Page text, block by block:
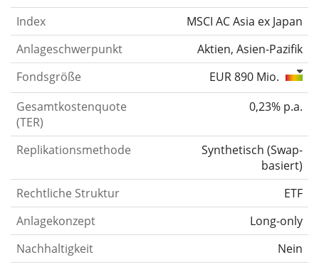
Index
MSCI AC Asia ex Japan
Anlageschwerpunkt
Aktien, Asien-Pazifik
Fondsgröße
EUR 890 Mio.
Gesamtkostenquote
(TER)
0,23% p.a.
Replikationsmethode Synthetisch (Swap-
basiert)
Rechtliche Struktur
ETF
Anlagekonzept
Long-only
Nachhaltigkeit
Nein